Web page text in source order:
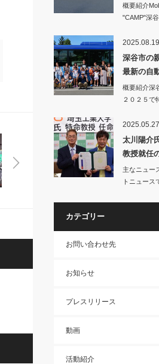
概要紹介
"CAMP"深
2025.08.19
深谷市の
最新の自
概要紹介深
２０２５で
2025.05.27
太川陽介
教授就任
主なニュー
トニュース
カテゴリー
お問い合わせ先
お知らせ
プレスリリース
動画
活動紹介